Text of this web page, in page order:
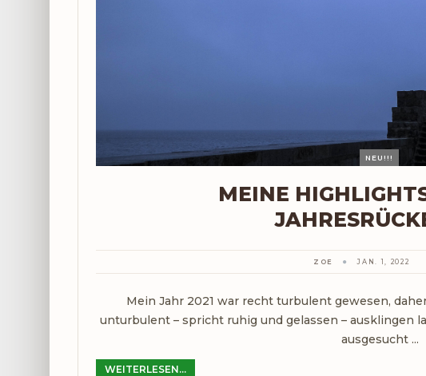
NEU!!!
MEINE
ZOE JAN. 1, 2022
Mein Jahr 2021 war recht turbulent gewesen,
unturbulent – spricht ruhig und gelassen – ausklingen
ausgesucht ...
WEITERLESEN...